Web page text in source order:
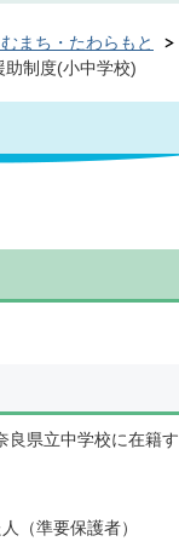
まち・たわらもと
助制度(小中学校)
良県立中学校に在籍す
（準要保護者）